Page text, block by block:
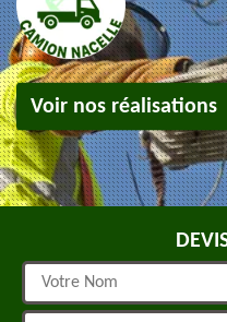
Voir nos réalisations